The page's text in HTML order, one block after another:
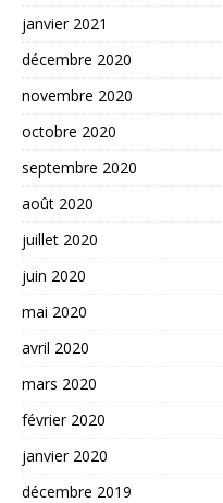
janvier 2021
décembre 2020
novembre 2020
octobre 2020
septembre 2020
août 2020
juillet 2020
juin 2020
mai 2020
avril 2020
mars 2020
février 2020
janvier 2020
décembre 2019